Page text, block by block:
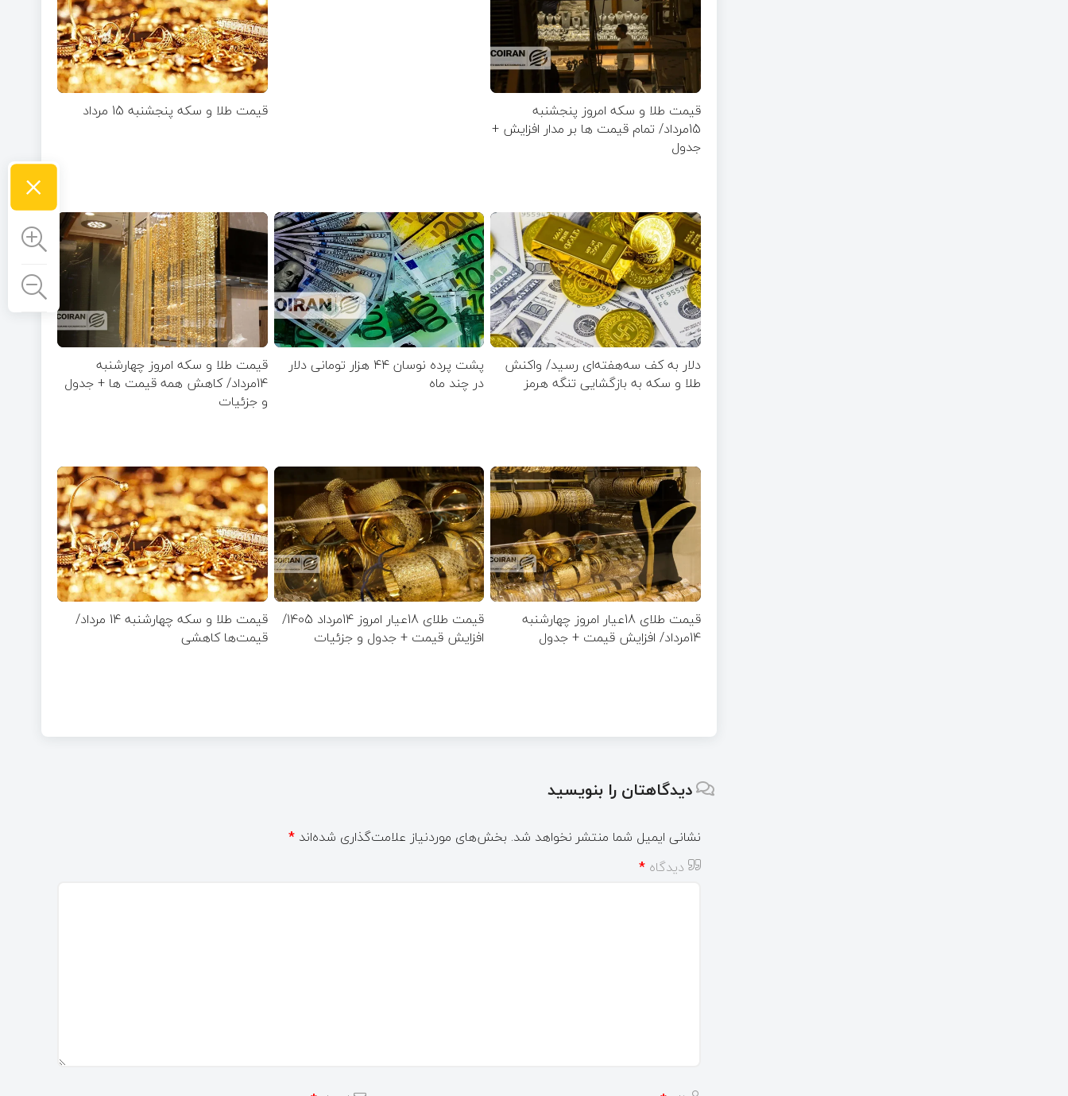
قیمت طلا و سکه امروز پنجشنبه
15مرداد/ تمام قیمت ها بر مدار افزایش +
جدول
قیمت طلا و سکه پنجشنبه 15 مرداد
دلار به کف سه‌هفته‌ای رسید/ واکنش
طلا و سکه به بازگشایی تنگه هرمز
پشت پرده نوسان ۴۴ هزار تومانی دلار
در چند ماه
قیمت طلا و سکه امروز چهارشنبه
14مرداد/ کاهش همه قیمت ها + جدول
و جزئیات
قیمت طلای 18عیار امروز چهارشنبه
14مرداد/ افزایش قیمت + جدول
قیمت طلای 18عیار امروز 14مرداد 1405/
افزایش قیمت + جدول و جزئیات
قیمت طلا و سکه چهارشنبه 14 مرداد/
قیمت‌ها کاهشی
دیدگاهتان را بنویسید
نشانی ایمیل شما منتشر نخواهد شد. بخش‌های موردنیاز علامت‌گذاری شده‌اند *
دیدگاه *
×